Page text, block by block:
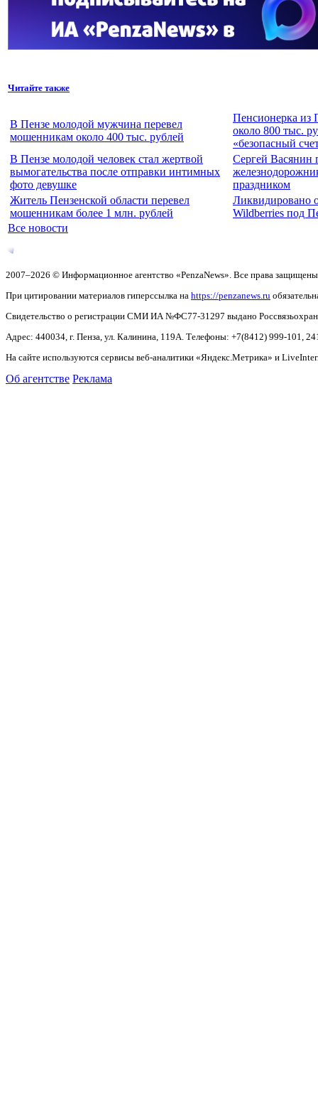
Читайте также
В Пензе молодой мужчина перевел
мошенникам около 400 тыс. рублей
Пенсионерка из
около 800 тыс.
«безопасный
В Пензе молодой человек стал жертвой
вымогательства после отправки интимных
фото девушке
Сергей Васянин
праздником
Житель Пензенской области перевел
мошенникам более 1 млн. рублей
Ликвидировано
Wildberries под
Все новости
2007–2026 © Информационное агентство «PenzaNews». Все права
При цитировании материалов гиперссылка на https://penzanews.ru
Свидетельство о регистрации СМИ ИА №ФС77-31297 выдано
Адрес: 440034, г. Пенза, ул. Калинина, 119А. Телефоны: +7(8412) 999-101,
На сайте используются сервисы веб-аналитики «Яндекс.Метрика» и
Об агентстве Реклама